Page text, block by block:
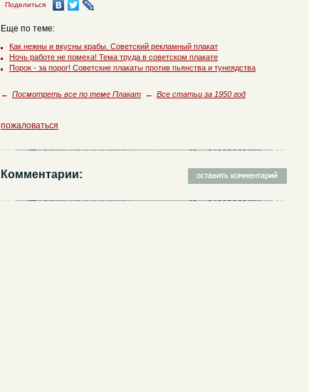
Поделиться
Еще по теме:
Как нежны и вкусны крабы. Советский рекламный плакат
Ночь работе не помеха! Тема труда в советском плакате
Порок - за порог! Советские плакаты против пьянства и тунеядства
← Посмотреть все по теме Плакат ← Все статьи за 1950 год
пожаловаться
Комментарии: